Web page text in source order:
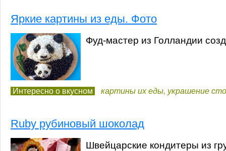
Яркие картины из еды. Фото
Фуд-мастер из Голландии
Интересно о вкусном картины их еды, украшение
Ruby рубиновый шоколад
Швейцарские кондитеры из